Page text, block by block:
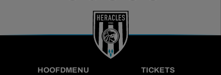
HOOFDMENU TICKETS